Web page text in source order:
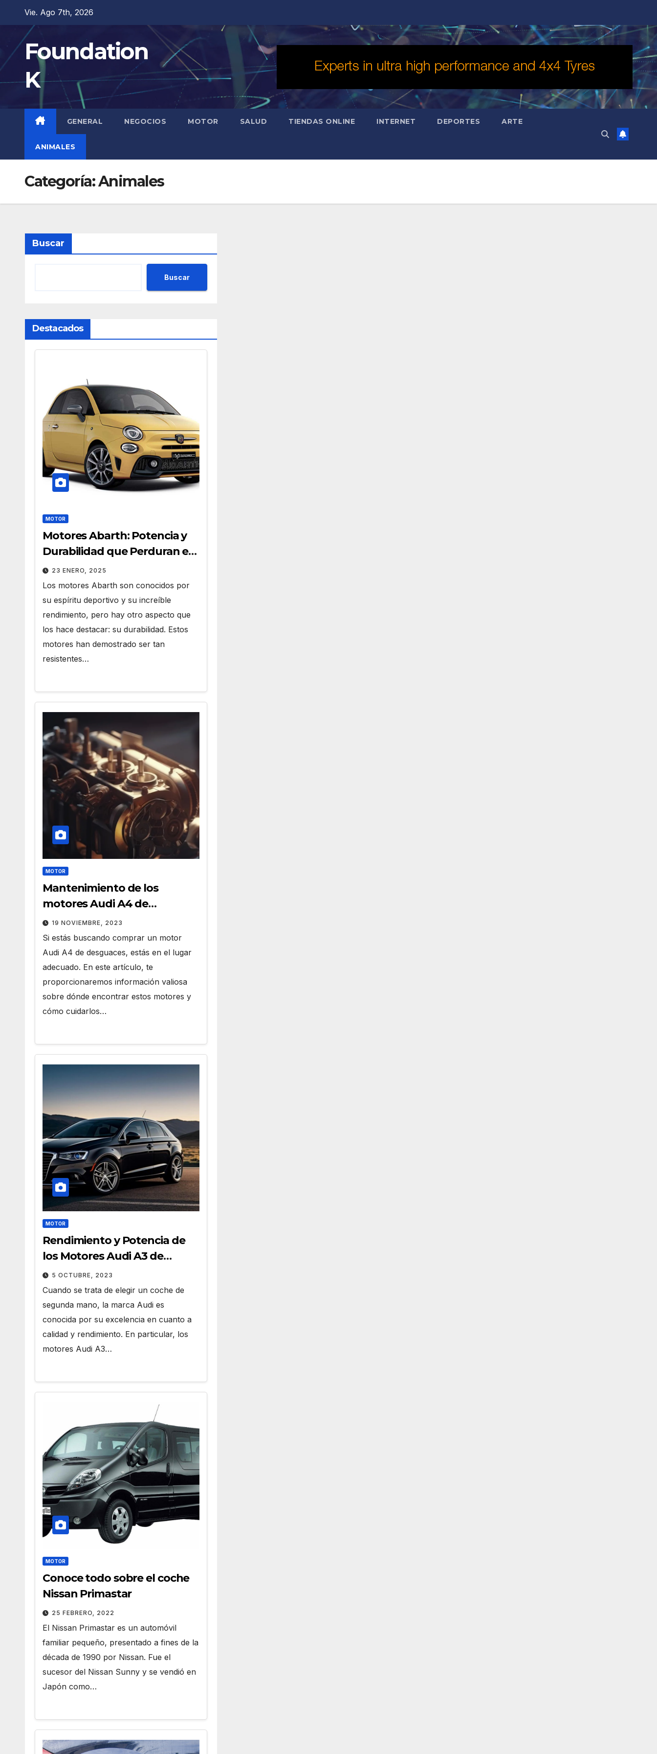
contenido
Vie. Ago 7th, 2026
Foundation
K
GENERAL NEGOCIOS MOTOR SALUD TIENDAS ONLINE INTERNET DEPORTES ARTE
ANIMALES
Categoría:Animales
Buscar
Buscar
Destacados
MOTOR
Motores Abarth: Potencia y
Durabilidad que Perduran en
el Tiempo
23 ENERO, 2025
Los motores Abarth son conocidos por
su espíritu deportivo y su increíble
rendimiento, pero hay otro aspecto que
los hace destacar: su durabilidad. Estos
motores han demostrado ser tan
resistentes…
MOTOR
Mantenimiento de los
motores Audi A4 de
Desguaces
19 NOVIEMBRE, 2023
Si estás buscando comprar un motor
Audi A4 de desguaces, estás en el lugar
adecuado. En este artículo, te
proporcionaremos información valiosa
sobre dónde encontrar estos motores y
cómo cuidarlos…
MOTOR
Rendimiento y Potencia de
los Motores Audi A3 de
Segunda Mano
5 OCTUBRE, 2023
Cuando se trata de elegir un coche de
segunda mano, la marca Audi es
conocida por su excelencia en cuanto a
calidad y rendimiento. En particular, los
motores Audi A3…
MOTOR
Conoce todo sobre el coche
Nissan Primastar
25 FEBRERO, 2022
El Nissan Primastar es un automóvil
familiar pequeño, presentado a fines de la
década de 1990 por Nissan. Fue el
sucesor del Nissan Sunny y se vendió en
Japón como…